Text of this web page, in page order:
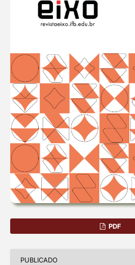
PDF
PUBLICADO